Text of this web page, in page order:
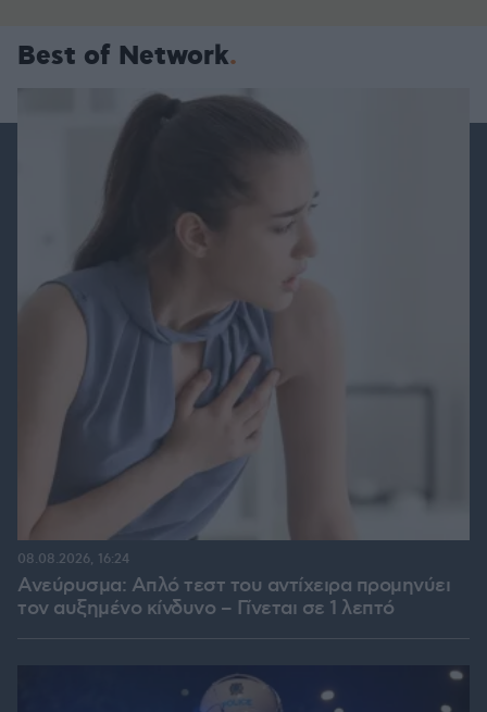
Best of Network
Ανεύρυσμα: Απλό τεστ του αντίχειρα προμηνύει
τον αυξημένο κίνδυνο – Γίνεται σε 1 λεπτό
08.08.2026, 16:24